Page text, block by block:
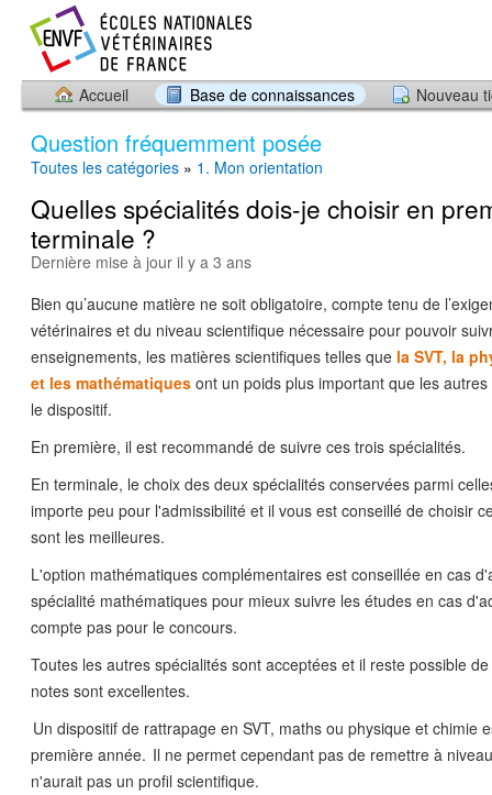
Accueil Base de connaissances Nouveau
Question fréquemment posée
Toutes les catégories » 1. Mon orientation
Quelles spécialités dois-je choisir en
terminale ?
Dernière mise à jour il y a 3 ans
Bien qu’aucune matière ne soit obligatoire, compte tenu de
vétérinaires et du niveau scientifique nécessaire pour pouvoir
enseignements, les matières scientifiques telles que la SVT, la
et les mathématiques ont un poids plus important que les
le dispositif.
En première, il est recommandé de suivre ces trois spécialités.
En terminale, le choix des deux spécialités conservées parmi
importe peu pour l'admissibilité et il vous est conseillé de choisir
sont les meilleures.
L'option mathématiques complémentaires est conseillée en cas
spécialité mathématiques pour mieux suivre les études en cas
compte pas pour le concours.
Toutes les autres spécialités sont acceptées et il reste possible
notes sont excellentes.
Un dispositif de rattrapage en SVT, maths ou physique et chimie
première année. Il ne permet cependant pas de remettre à
n'aurait pas un profil scientifique.